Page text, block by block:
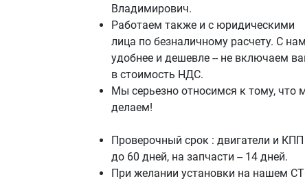
Владимирович.
Работаем также и с юридическими
лица по безналичному расчету. С
удобнее и дешевле -- не включаем
в стоимость НДС.
Мы серьезно относимся к тому, что
делаем!
Проверочный срок : двигатели и КПП
до 60 дней, на запчасти -- 14 дней.
При желании установки на нашем